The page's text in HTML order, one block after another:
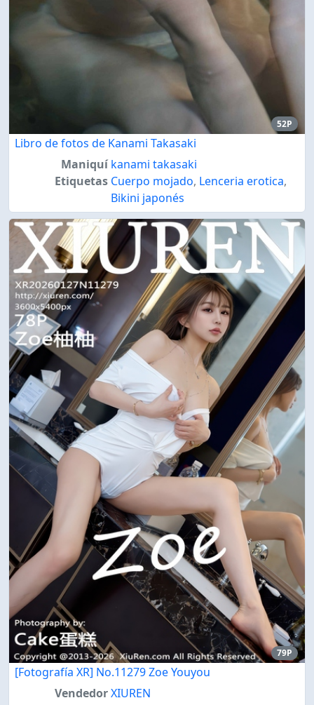
52P
Libro de fotos de Kanami Takasaki
Maniquí kanami takasaki
Etiquetas Cuerpo mojado, Lenceria erotica,
Bikini japonés
79P
[Fotografía XR] No.11279 Zoe Youyou
VendedorXIUREN